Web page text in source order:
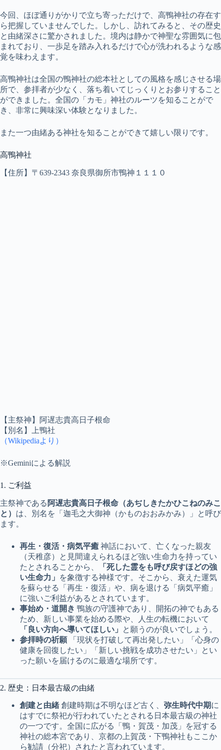
今回、ほぼ通りがかりで立ち寄っただけで、高鴨神社の存在す
ら把握していませんでした。しかし、訪れてみると、その歴史
と由緒深さに驚かされました。境内は静かで神聖な雰囲気に包
まれており、一歩足を踏み入れるだけで心が洗われるような感
覚を味わえます。
高鴨神社は全国の鴨神社の総本社としての風格を感じさせる場
所で、参拝者が少なく、落ち着いてじっくりとお参りすること
ができました。全国の「カモ」神社のルーツを知ることがで
き、非常に興味深い体験となりました。
また一つ由緒ある神社を知ることができて嬉しい限りです。
高鴨神社
【住所】〒639-2343 奈良県御所市鴨神１１１０
【主祭神】阿遅志貴高日子根命
【別名】上鴨社
（Wikipediaより）
※Geminiによる解説
1. ご利益
主祭神である 阿遅志貴高日子根命（あぢしきたかひこねのみこ
と） は、別名を「迦毛之大御神（かものおおみかみ）」と呼び
ます。
再生・復活・病気平癒 神話において、亡くなった親友
（天稚彦）と見間違えられるほど強い生命力を持ってい
たとされることから、
「死した霊をも呼び戻すほどの強
い生命力」
を象徴する神様です。そこから、衰えた運気
を蘇らせる「再生・復活」や、病を退ける「病気平癒」
に強いご利益があるとされています。
事始め・道開き 鴨族の守護神であり、開拓の神でもある
ため、新しい事業を始める際や、人生の転機において
「良い方向へ導いてほしい」
と願うのが良いでしょう。
参拝時の祈願「現状を打破して再出発したい」「心身の
健康を回復したい」「新しい挑戦を成功させたい」とい
った願いを届けるのに最適な場所です。
2. 歴史：日本最古級の由緒
創建と由緒 創建時期は不明なほど古く、 弥生時代中期に
はすでに祭祀が行われていたとされる日本最古級の神社
の一つです。全国に広がる「鴨・賀茂・加茂」を冠する
神社の総本宮であり、京都の上賀茂・下鴨神社もここか
ら勧請（分祀）されたと言われています。